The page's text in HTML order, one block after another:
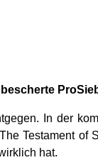
In der
Testament of
hat.